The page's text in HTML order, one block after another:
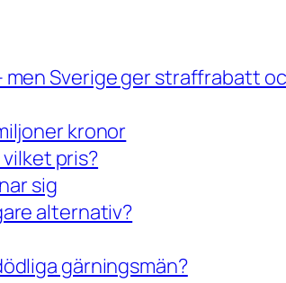
men Sverige ger straffrabatt
kronor
pris?
sig
alternativ?
gärningsmän?